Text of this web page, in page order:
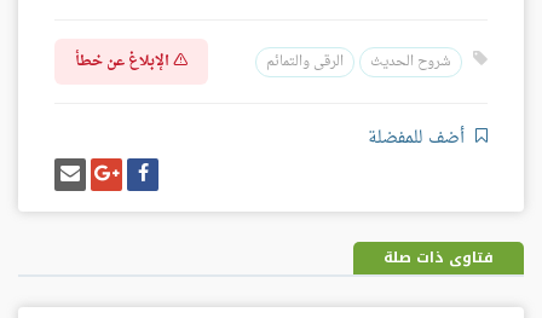
شروح الحديث الرقى والتمائم الإبلاغ عن خطأ
أضف للمفضلة
شارك
على
فيسبوك
شارك
على
غوغل
بلس
إرسل
إيميل
فتاوى ذات صلة